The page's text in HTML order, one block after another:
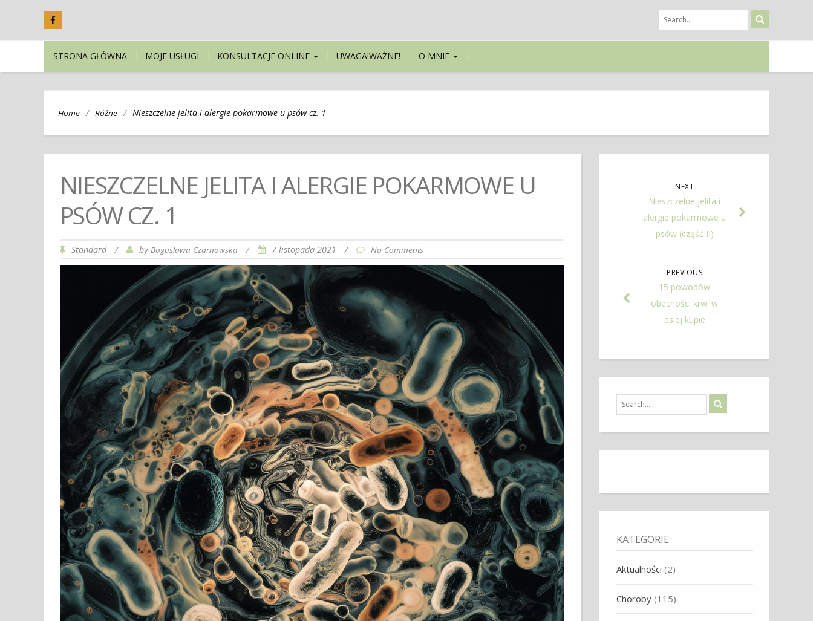
STRONA GŁÓWNA MOJE USŁUGI KONSULTACJE ONLINE UWAGA!WAŻNE! O MNIE
Home / Różne / Nieszczelne jelita i alergie pokarmowe u psów cz. 1
NIESZCZELNE JELITA I ALERGIE POKARMOWE U
PSÓW CZ. 1
Standard / by Boguslawa Czarnowska / 7 listopada 2021 / No Comments
NEXT
Nieszczelne jelita i
alergie pokarmowe u
psów (część II)
PREVIOUS
15 powodów
obecności krwi w
psiej kupie
KATEGORIE
Aktualności (2)
Choroby (115)